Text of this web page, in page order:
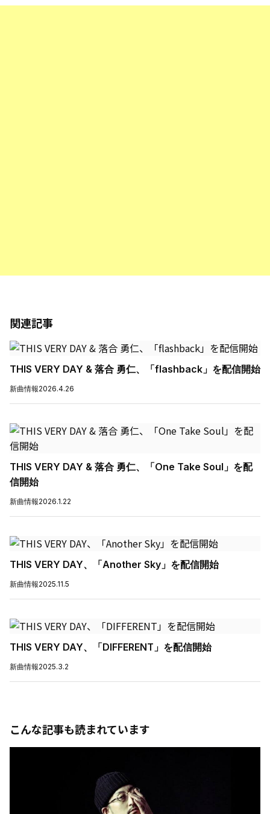
関連記事
THIS VERY DAY & 落合 勇仁、「flashback」を配信開始
新曲情報2026.4.26
THIS VERY DAY & 落合 勇仁、「One Take Soul」を配
信開始
新曲情報2026.1.22
THIS VERY DAY、「Another Sky」を配信開始
新曲情報2025.11.5
THIS VERY DAY、「DIFFERENT」を配信開始
新曲情報2025.3.2
こんな記事も読まれています